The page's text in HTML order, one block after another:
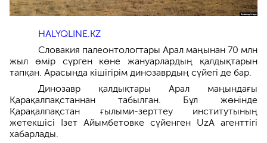
HALYQLINE.KZ
Словакия палеонтологтары Арал маңынан 70 млн
жыл өмір сүрген көне жануарлардың қалдықтарын
тапқан. Арасында кішігірім динозаврдың сүйегі де бар.
Динозавр қалдықтары Арал маңындағы
Қарақалпақстаннан табылған. Бұл жөнінде
Қарақалпақстан ғылыми-зерттеу институтының
жетекшісі Ізет Айымбетовке сүйенген UzA агенттігі
хабарлады.